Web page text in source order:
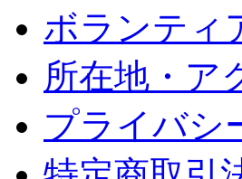
ボランティ
所在地・ア
プライバシ